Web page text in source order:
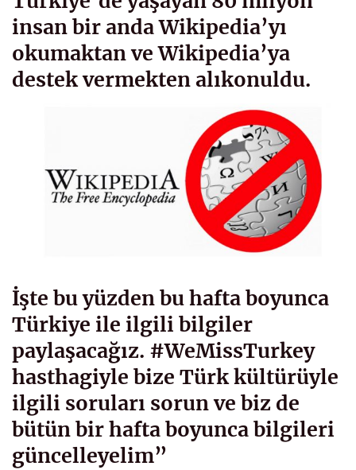
insan bir anda Wikipedia’yı
okumaktan ve Wikipedia’ya
destek vermekten alıkonuldu.
İşte bu yüzden bu hafta boyunca
Türkiye ile ilgili bilgiler
paylaşacağız. #WeMissTurkey
hasthagiyle bize Türk kültürüyle
ilgili soruları sorun ve biz de
bütün bir hafta boyunca bilgileri
güncelleyelim”